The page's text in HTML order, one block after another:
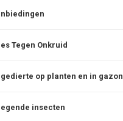
Tegen Onkruid
op planten en in gazon
insecten